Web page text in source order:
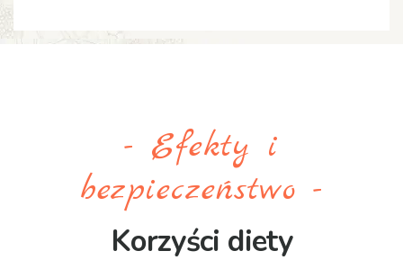
- Efekty i
bezpieczeństwo -
Korzyści diety